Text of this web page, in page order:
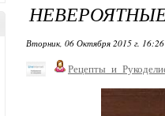
Вторник, 06 Октября 2015 г. 16:26